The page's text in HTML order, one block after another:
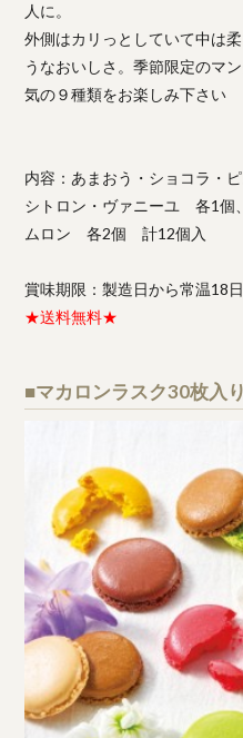
人に。
外側はカリっとしていて中は
うなおいしさ。季節限定のマ
気の９種類をお楽しみ下さい
内容：あまおう・ショコラ・
シトロン・ヴァニーユ 各1個
ムロン 各2個 計12個入
賞味期限：製造日から常温18日
★送料無料★
■マカロンラスク30枚入り